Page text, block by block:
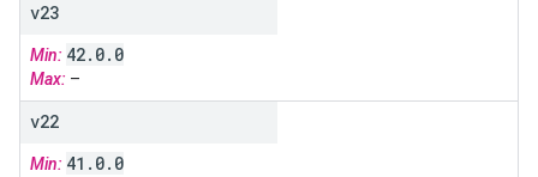
v23
Min: 42. 0. 0
Max: –
v22
Min: 41 . 0. 0